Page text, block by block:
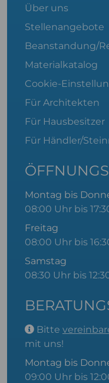
Über uns
Stellenangebote
Beanstandung/
Materialkatalog
Cookie-
Für Architekten
Für Hausbesitzer
Für Händler/
Montag bis
08:00 Uhr bis
Freitag
08:00 Uhr bis
Samstag
08:30 Uhr bis
Bitte
mit uns!
Montag bis
09:00 Uhr bis